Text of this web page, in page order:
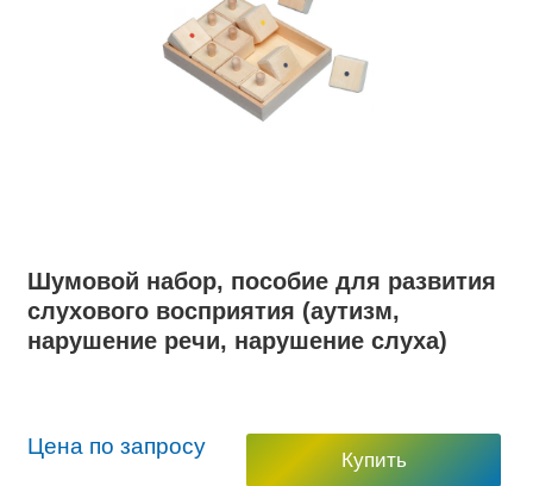
Шумовой набор, пособие для развития
слухового восприятия (аутизм,
нарушение речи, нарушение слуха)
Цена по запросу
Купить